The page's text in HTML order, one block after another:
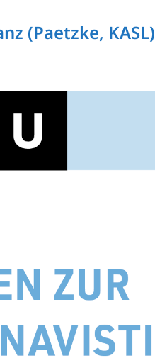
(Paetzke, KASL)